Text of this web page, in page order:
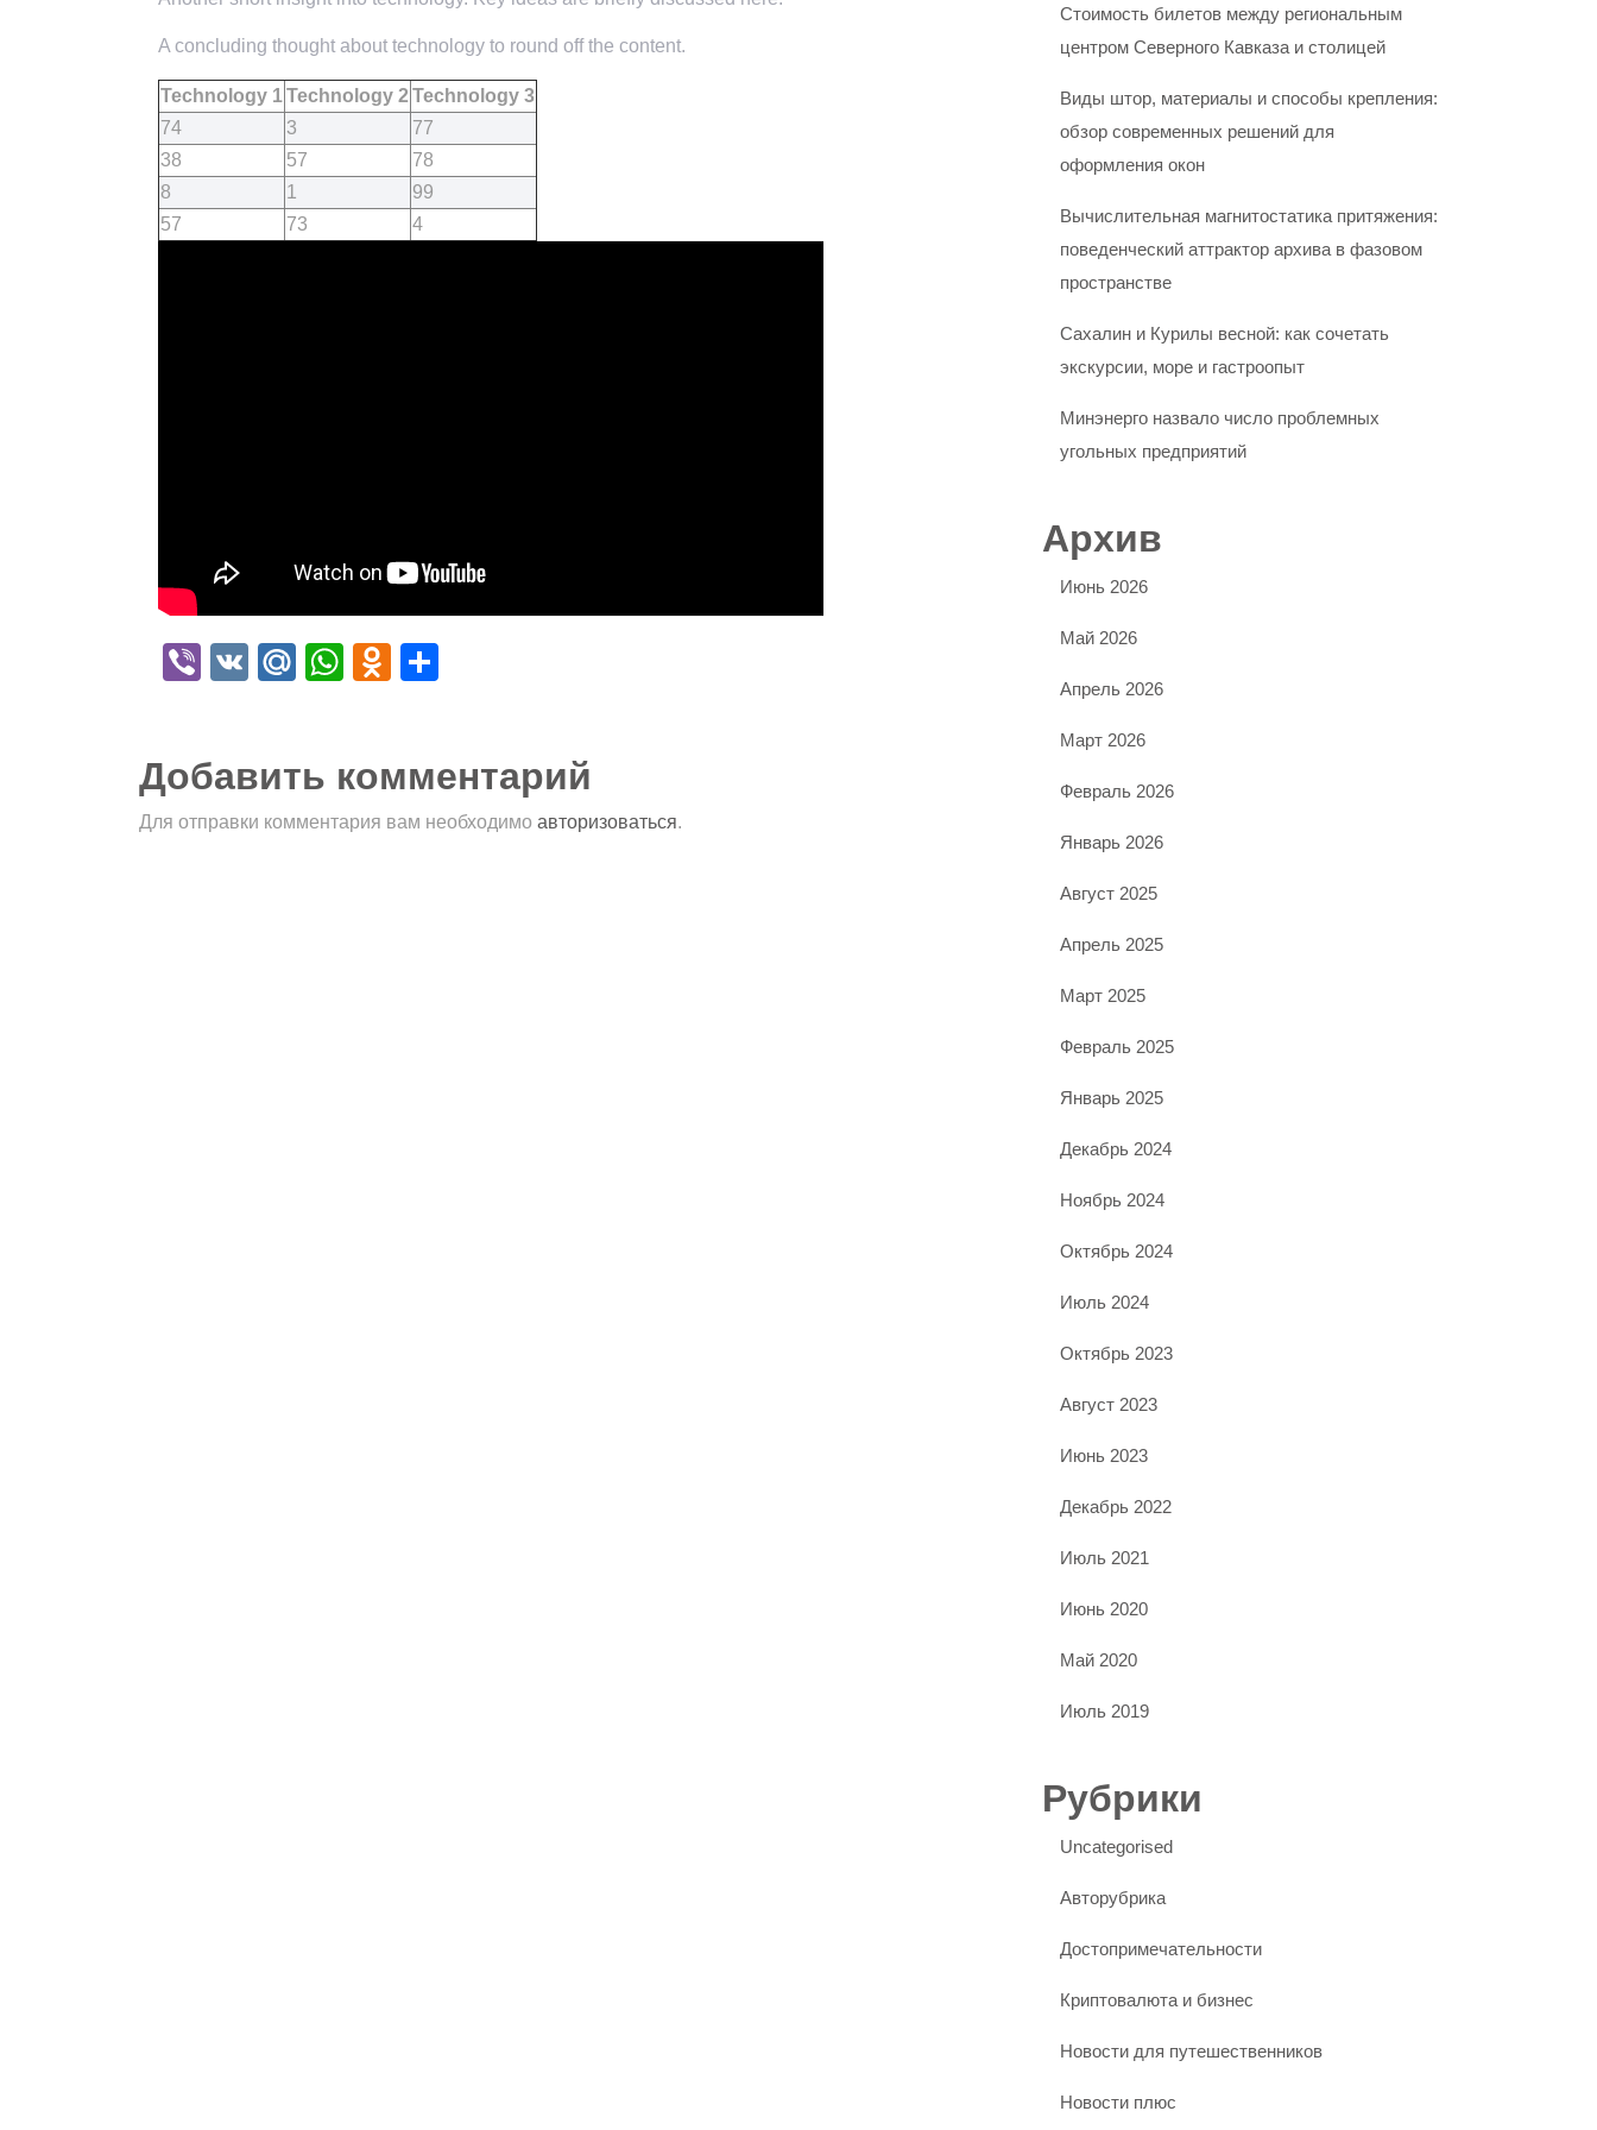
A concluding thought about technology to round off the content.
Technology 1Technology 2 Technology 3
74
3
77
38
57
78
8
1
99
57
73 4
Viber
VK Mail.Ru
WhatsApp
Odnoklassniki
Добавить комментарий
Для отправки комментария вам необходимо авторизоваться.
Стоимость билетов между региональным
центром Северного Кавказа и столицей
Виды штор, материалы и способы крепления:
обзор современных решений для
оформления окон
Вычислительная магнитостатика притяжения:
поведенческий аттрактор архива в фазовом
пространстве
Сахалин и Курилы весной: как сочетать
экскурсии, море и гастроопыт
Минэнерго назвало число проблемных
угольных предприятий
Архив
Июнь 2026
Май 2026
Апрель 2026
Март 2026
Февраль 2026
Январь 2026
Август 2025
Апрель 2025
Март 2025
Февраль 2025
Январь 2025
Декабрь 2024
Ноябрь 2024
Октябрь 2024
Июль 2024
Октябрь 2023
Август 2023
Июнь 2023
Декабрь 2022
Июль 2021
Июнь 2020
Май 2020
Июль 2019
Рубрики
Uncategorised
Авторубрика
Достопримечательности
Криптовалюта и бизнес
Новости для путешественников
Новости плюс